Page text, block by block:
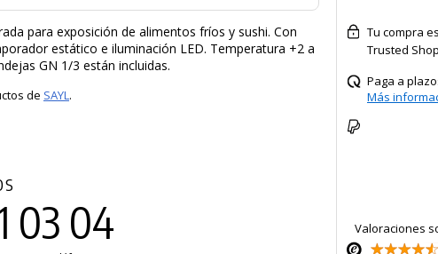
para exposición de alimentos fríos y sushi. Con
estático e iluminación LED. Temperatura +2 a
GN 1/3 están incluidas.
de SAYL.
03 04
Tu compra
Trusted
Paga a
Más
Valoraciones